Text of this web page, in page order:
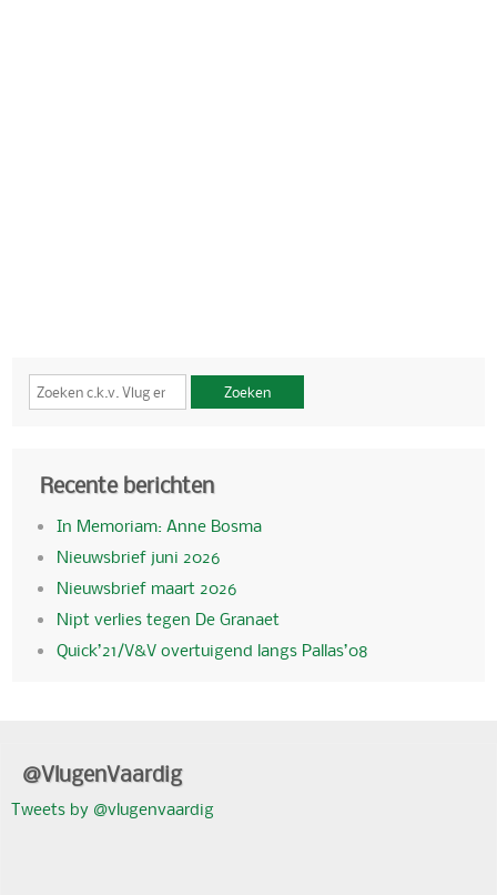
Zoeken
Recente berichten
In Memoriam: Anne Bosma
Nieuwsbrief juni 2026
Nieuwsbrief maart 2026
Nipt verlies tegen De Granaet
Quick’21/V&V overtuigend langs Pallas’08
@VlugenVaardig
Tweets by @vlugenvaardig